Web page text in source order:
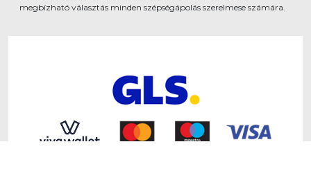
megbízható választás minden szépségápolás szerelmese számára.